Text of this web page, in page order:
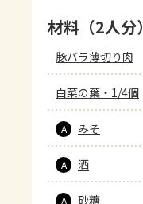
材料（2人分）
豚バラ薄切り肉
白菜の葉・1/4個
A みそ
A 酒
A 砂糖